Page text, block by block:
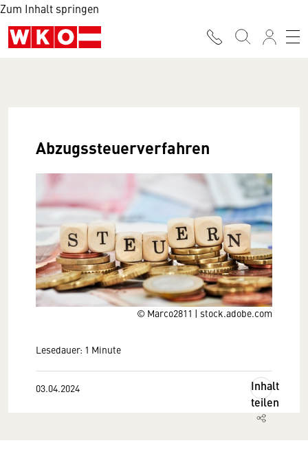
Zum Inhalt springen
© Marco2811 | stock.adobe.com
Abzugssteuerverfahren
Lesedauer: 1 Minute
03.04.2024
Inhalt
teilen